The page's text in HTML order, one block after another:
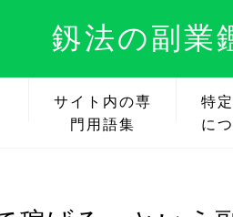
釼法の副業
サイト内の専
門用語集
特
に